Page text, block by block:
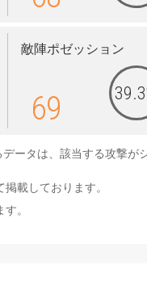
敵陣ポゼッション
69
ータは、該当する攻撃
掲載しております。
。